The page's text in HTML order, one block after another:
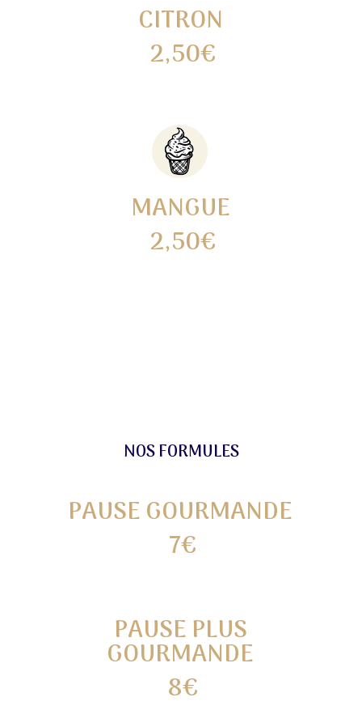
CITRON
2,50€
MANGUE
2,50€
NOS FORMULES
PAUSE GOURMANDE
7€
PAUSE PLUS
GOURMANDE
8€